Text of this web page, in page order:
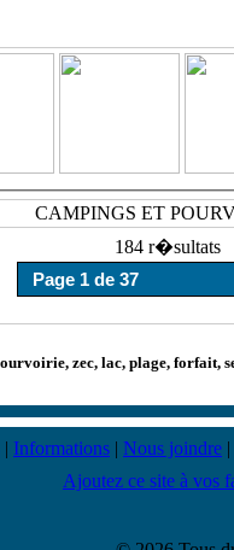
CAMPINGS ET
184 r�sultats
zec, lac, plage,
| Informations | Nous joindre |
Ajoutez ce site à vos